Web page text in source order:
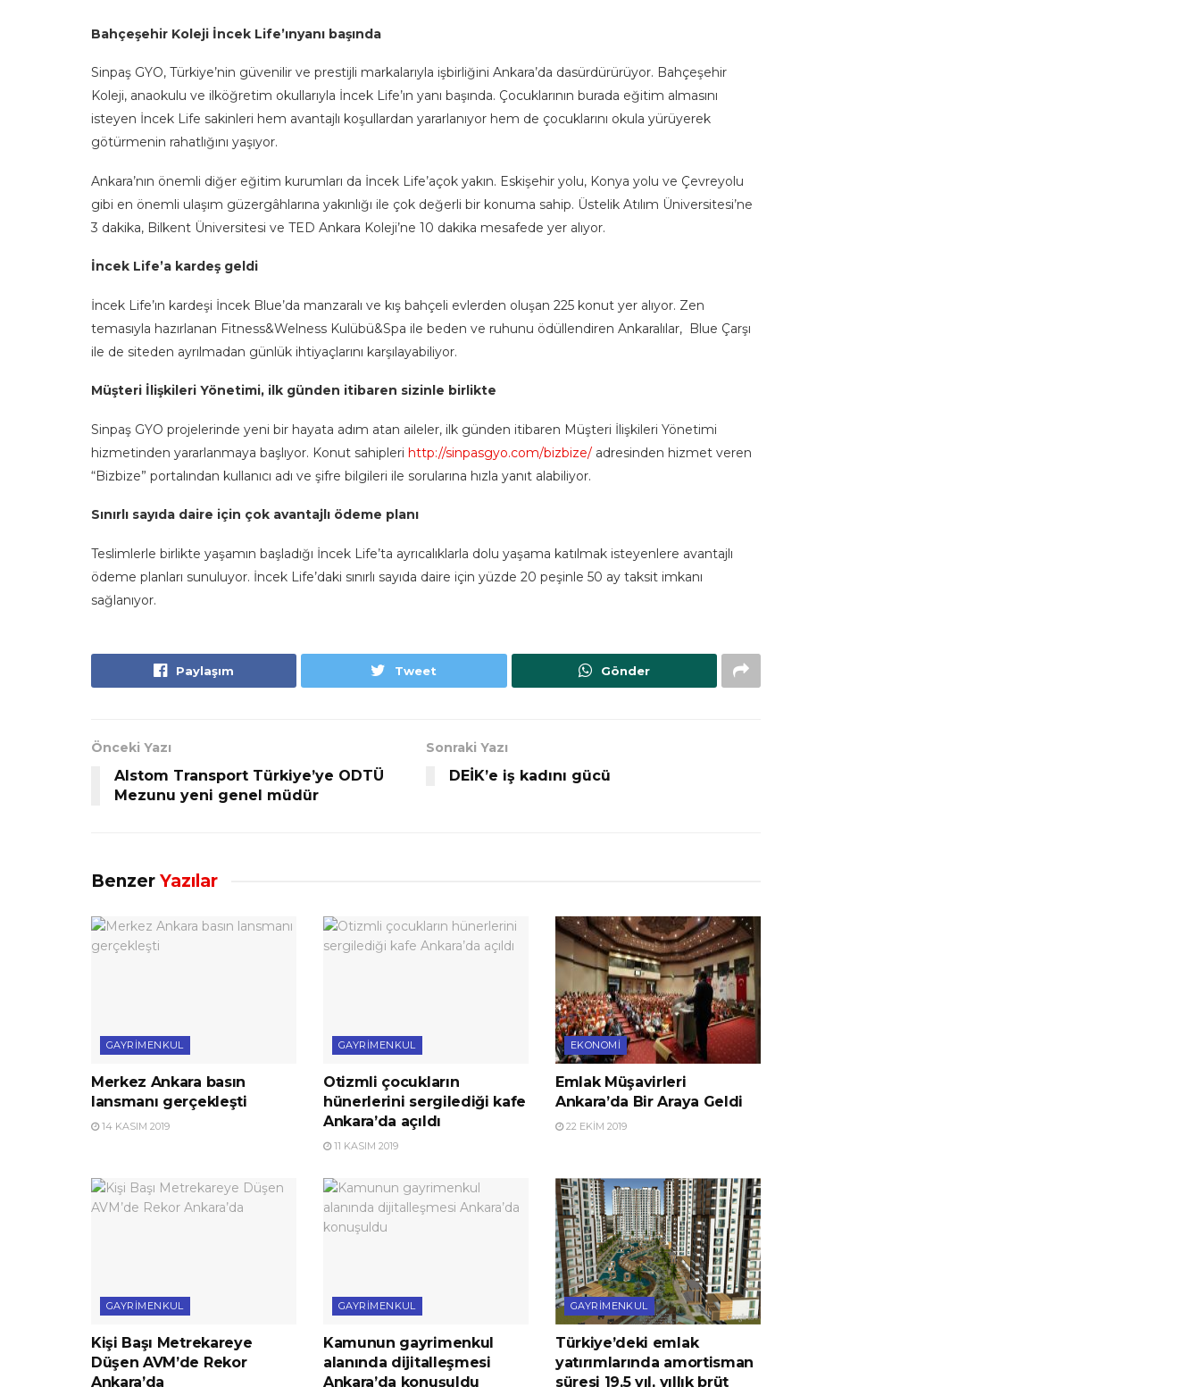
Bahçeşehir Koleji İncek Life’ınyanı başında
Sinpaş GYO, Türkiye’nin güvenilir ve prestijli markalarıyla işbirliğini Ankara’da dasürdürürüyor. Bahçeşehir
Koleji, anaokulu ve ilköğretim okullarıyla İncek Life’ın yanı başında. Çocuklarının burada eğitim almasını
isteyen İncek Life sakinleri hem avantajlı koşullardan yararlanıyor hem de çocuklarını okula yürüyerek
götürmenin rahatlığını yaşıyor.
Ankara’nın önemli diğer eğitim kurumları da İncek Life’açok yakın. Eskişehir yolu, Konya yolu ve Çevreyolu
gibi en önemli ulaşım güzergâhlarına yakınlığı ile çok değerli bir konuma sahip. Üstelik Atılım Üniversitesi’ne
3 dakika, Bilkent Üniversitesi ve TED Ankara Koleji’ne 10 dakika mesafede yer alıyor.
İncek Life’a kardeş geldi
İncek Life’ın kardeşi İncek Blue’da manzaralı ve kış bahçeli evlerden oluşan 225 konut yer alıyor. Zen
temasıyla hazırlanan Fitness&Welness Kulübü&Spa ile beden ve ruhunu ödüllendiren Ankaralılar, Blue Çarşı
ile de siteden ayrılmadan günlük ihtiyaçlarını karşılayabiliyor.
Müşteri İlişkileri Yönetimi, ilk günden itibaren sizinle birlikte
Sinpaş GYO projelerinde yeni bir hayata adım atan aileler, ilk günden itibaren Müşteri İlişkileri Yönetimi
hizmetinden yararlanmaya başlıyor. Konut sahipleri http://sinpasgyo.com/bizbize/ adresinden hizmet veren
“Bizbize” portalından kullanıcı adı ve şifre bilgileri ile sorularına hızla yanıt alabiliyor.
Sınırlı sayıda daire için çok avantajlı ödeme planı
Teslimlerle birlikte yaşamın başladığı İncek Life’ta ayrıcalıklarla dolu yaşama katılmak isteyenlere avantajlı
ödeme planları sunuluyor. İncek Life’daki sınırlı sayıda daire için yüzde 20 peşinle 50 ay taksit imkanı
sağlanıyor.
Paylaşım Tweet Gönder
Önceki Yazı
Alstom Transport Türkiye’ye ODTÜ
Mezunu yeni genel müdür
Sonraki Yazı
DEİK’e iş kadını gücü
Benzer Yazılar
GAYRIMENKUL
Merkez Ankara basın
lansmanı gerçekleşti
14 KASIM 2019
GAYRIMENKUL
Otizmli çocukların
hünerlerini sergilediği kafe
Ankara’da açıldı
11 KASIM 2019
EKONOMI
Emlak Müşavirleri
Ankara’da Bir Araya Geldi
22 EKIM 2019
GAYRIMENKUL
Kişi Başı Metrekareye
Düşen AVM’de Rekor
Ankara’da
GAYRIMENKUL
Kamunun gayrimenkul
alanında dijitalleşmesi
Ankara’da konuşuldu
GAYRIMENKUL
Türkiye’deki emlak
yatırımlarında amortisman
süresi 19,5 yıl, yıllık brüt